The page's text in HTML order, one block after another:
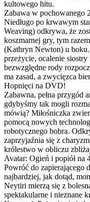
kultowego hitu.
Zabawa w
Niedługo po krwawym
Weaving) odkrywa, że
koszmarnej gry, tym
(Kathryn Newton) u boku.
przeżycie, ocalenie
bezwzględne rody
ma zasad, a zwycięzca
Hopnięci na DVD!
Zabawna, pełna przygód
gdybyśmy tak mogli
mówią? Miłośniczka
pomocą nowych
robotycznego bobra.
zaprzyjaźnia się z
królestwo w obliczu
Avatar: Ogień i popiół
Powróć do zapierającego
najbardziej, jak dotąd,
Neytiri mierzą się z
spektakularne i nieznane